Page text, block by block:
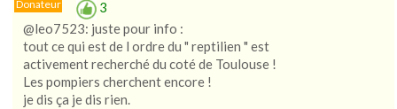
Donateur
3
@leo7523: juste pour info :
tout ce qui est de l ordre du " reptilien " est
activement recherché du coté de Toulouse !
Les pompiers cherchent encore !
je dis ça je dis rien.